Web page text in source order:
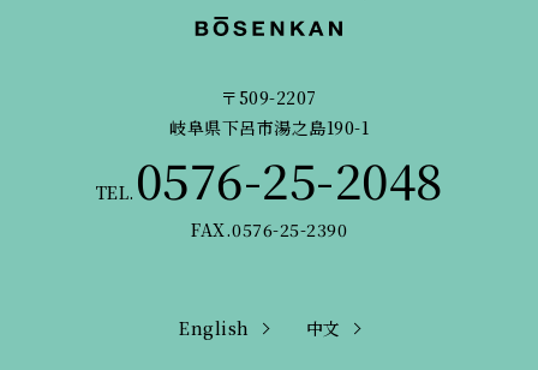
〒509-2207
岐阜県下呂市湯之島190-1
TEL. 0576-25-2048
FAX.0576-25-2390
English 中文